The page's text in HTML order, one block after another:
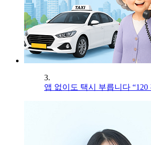
3.
앱 없이도 택시 부릅니다